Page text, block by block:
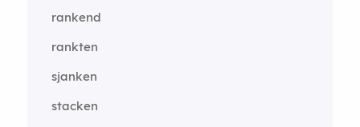
rankend
rankten
sjanken
stacken